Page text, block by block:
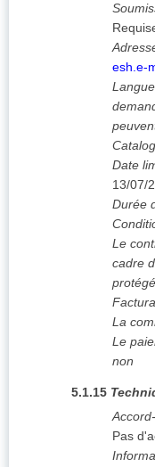
esh.e-
Date
13/07/
Durée
Le
cadre
La
Le
non
5.1.15
Pas